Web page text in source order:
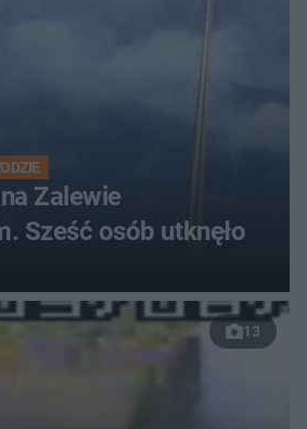
Zalewie
Sześć osób utknęło
13